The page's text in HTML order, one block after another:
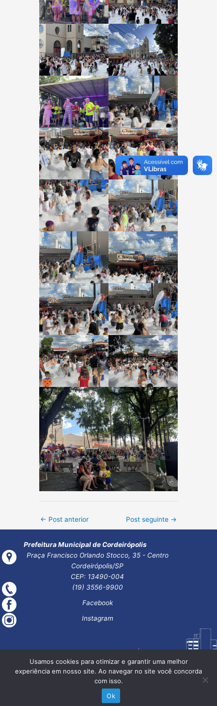
Post
← Post anterior Post seguinte →
Prefeitura Municipal de Cordeirópolis
Praça Francisco Orlando Stocco, 35 - Centro
Cordeirópolis/SP
CEP: 13490-004
(19) 3556-9900
Facebook
Instagram
Usamos cookies para otimizar e garantir uma melhor
experiência em nosso site. Ao navegar no site você concorda
com isso.
Ok